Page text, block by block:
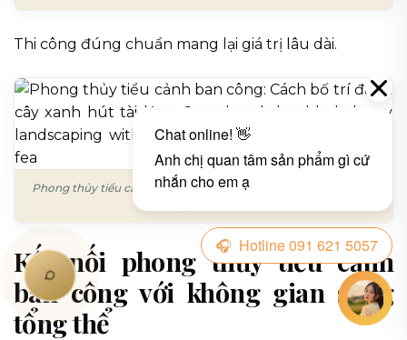
Thi công đúng chuẩn mang lại giá trị lâu dài.
Phong thủy tiểu cảnh ban công: Cách bố trí đá và cây xanh hút
Kết nối phong thủy tiểu cảnh
ban công với không gian sống
tổng thể